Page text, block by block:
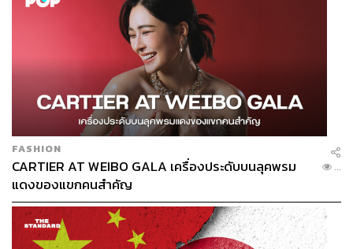
สามารถติดตาม THE STANDARD WEALTH
ผ่านแอปพลิเคชันต่างๆ ที่คุณสะดวกหรือใช้งานอยู่แล้วได้เลย
กระทรวงการคลัง
งบประมาณ
ขาดดุลงบประมาณ
พิชัย ชุณหวชิร
FASHION
CARTIER AT WEIBO GALA เครื่องประดับบนลุคพรม
แดงของแขกคนสำคัญ
...